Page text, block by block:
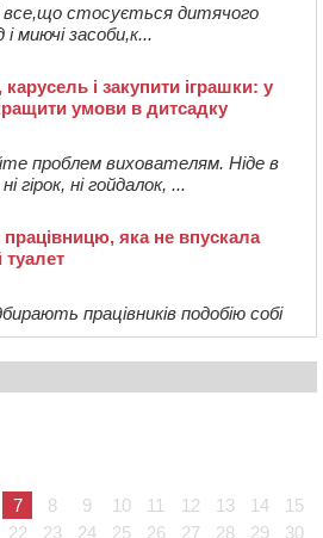
все,що стосується дитячого
миючі засоби,к...
і закупити іграшки: у
умови в дитсадку
проблем вихователям. Ніде в
гірок, ні гойдалок, ...
яка не впускала
працівників подобію собі
7 8 9 10 11 12 13 14
15
22 23 24 25 26 27 28 29
30